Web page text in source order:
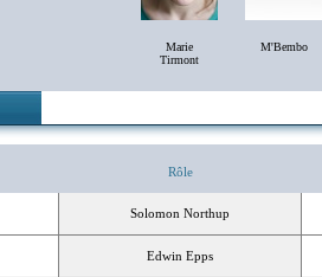
Marie
Tirmont
M'Bembo
Rôle
Solomon Northup
Edwin Epps